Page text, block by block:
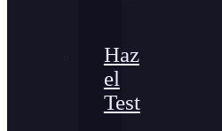
Haz
el
Test